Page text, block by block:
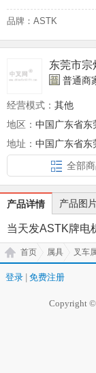
品牌：ASTK
东莞市宗
普通商
经营模式： 其他
地区： 中国广东省东
地址： 中国广东省东
全部
产品详情 产品图
当天发ASTK牌电
首页 属具 叉车
登录 免费注册
Copyright